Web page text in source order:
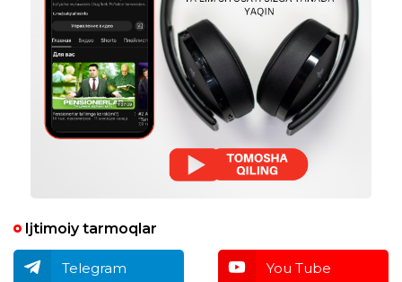
Ijtimoiy tarmoqlar
Telegram You Tube